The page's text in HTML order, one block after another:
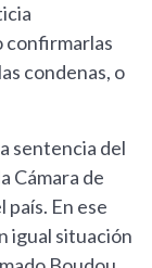
confirmarlas
condenas, o
sentencia del
Cámara de
país. En ese
igual situación